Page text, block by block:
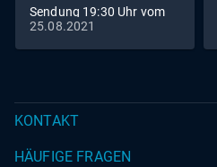
Sendung 19:30 Uhr vom
25.8.2021
25.08.2021
KONTAKT
HÄUFIGE FRAGEN